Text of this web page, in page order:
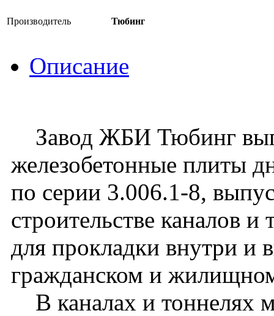
Производитель Тюбинг
Описание
Завод ЖБИ Тюбинг
железобетонные плиты
по серии 3.006.1-8,
строительстве каналов
для прокладки внутри и
гражданском и
В каналах и тоннелях